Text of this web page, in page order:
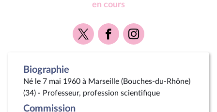
en cours
Voir
la
Voir
la
Voir
la
Biographie
Né le 7 mai 1960 à Marseille (Bouches-du-Rhône)
(34) - Professeur, profession scientifique
Commission